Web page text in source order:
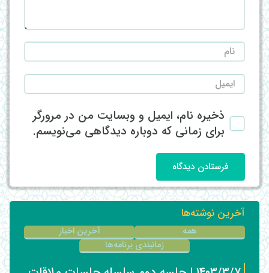
ذخیره نام، ایمیل و وبسایت من در مرورگر
برای زمانی که دوباره دیدگاهی می‌نویسم.
فرستادن دیدگاه
آخرین نوشته‌ها
همه
آخرین اخبار
زمانبندی برنامه‌ها